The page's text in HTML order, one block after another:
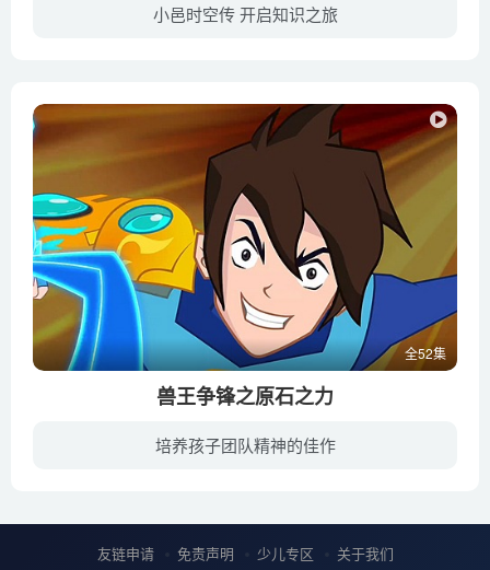
小邑时空传 开启知识之旅
全52集
兽王争锋之原石之力
培养孩子团队精神的佳作
友链申请 免责声明 少儿专区 关于我们